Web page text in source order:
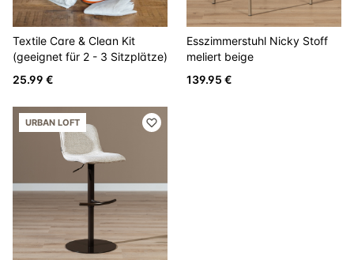
Textile Care & Clean Kit
(geeignet für 2 - 3 Sitzplätze)
25.99 €
Esszimmerstuhl Nicky Stoff
meliert beige
139.95 €
URBAN LOFT